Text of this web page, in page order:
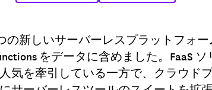
の新しいサーバーレスプラットフォー
をデータに含めました。FaaS
気を牽引している一方で、クラウド